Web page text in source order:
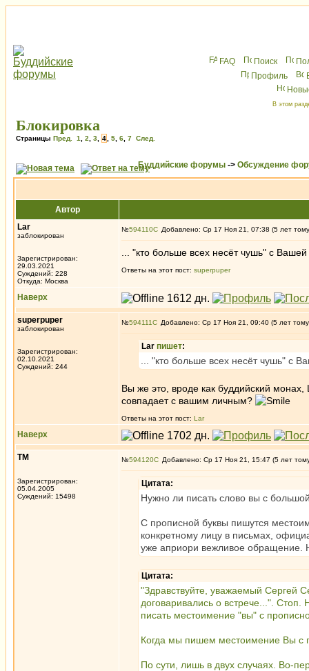
FAQ Поиск
Профиль
В этом
Блокировка
Страницы Пред. 1 2 3 4 5 6 7 След.
Буддийские форумы -> Обсуждение
Автор
Lar
заблокирован
Зарегистрирован:
29.03.2021
Суждений: 228
Откуда: Москва
№594110 Добавлено: Ср 17 Ноя 21, 07:38 (5 лет
... "кто больше всех несёт чушь" с Вашей
Ответы на этот пост: superpuper
Наверх
superpuper
заблокирован
Зарегистрирован:
02.10.2021
Суждений: 244
№594111 Добавлено: Ср 17 Ноя 21, 09:40 (5 лет
Lar пишет:
... "кто больше всех несёт чушь" с
Вы же это, вроде как буддийский
совпадает с вашим личным?
Ответы на этот пост: Lar
Наверх
ТМ
Зарегистрирован:
05.04.2005
Суждений: 15498
№594120 Добавлено: Ср 17 Ноя 21, 15:47 (5 лет
Цитата:
Нужно ли писать слово вы с
С прописной буквы пишутся
конкретному лицу в письмах,
уже априори вежливое обращение.
Цитата:
"Здравствуйте, уважаемый Сергей
договаривались о встрече...".
писать местоимение "вы" с
Когда мы пишем местоимение Вы с
По сути, лишь в двух случаях. Во-